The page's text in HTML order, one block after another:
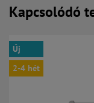
Kapcsolódó
Új
2-4 hét